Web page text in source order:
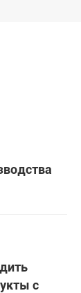
с